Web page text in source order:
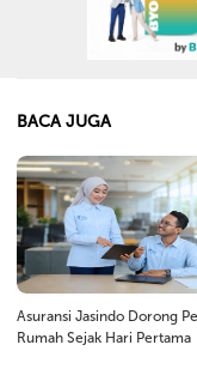
BACA JUGA
Asuransi Jasindo Dorong
Rumah Sejak Hari Pertama